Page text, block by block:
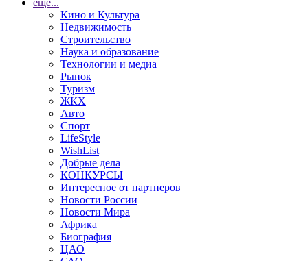
ещё...
Кино и Культура
Недвижимость
Строительство
Наука и образование
Технологии и медиа
Рынок
Туризм
ЖКХ
Авто
Спорт
LifeStyle
WishList
Добрые дела
КОНКУРСЫ
Интересное от партнеров
Новости России
Новости Мира
Африка
Биография
ЦАО